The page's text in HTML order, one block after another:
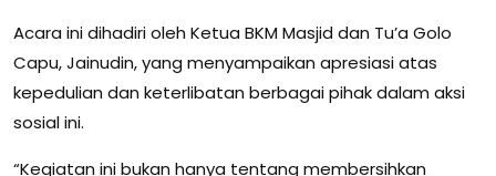
Acara ini dihadiri oleh Ketua BKM Masjid dan Tu’a Golo
Capu, Jainudin, yang menyampaikan apresiasi atas
kepedulian dan keterlibatan berbagai pihak dalam aksi
sosial ini.
“Kegiatan ini bukan hanya tentang membersihkan